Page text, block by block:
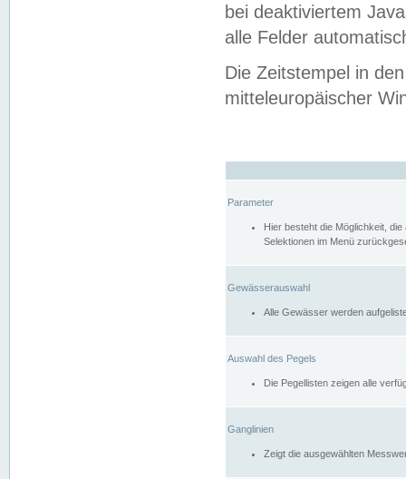
bei deaktiviertem
alle Felder
Die Zeitstempel in
mitteleuropäischer
Parameter
Hier besteht die Möglichkeit,
Selektionen im Menü
Gewässerauswahl
Alle Gewässer werden
Auswahl des Pegels
Die Pegellisten zeigen alle
Ganglinien
Zeigt die ausgewählten